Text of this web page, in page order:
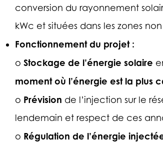
conversion du rayonnement
kWc et situées dans les zones
Fonctionnement du projet :
oStockage de l’énergie solaire
moment où l’énergie est la plus
o Prévision de l’injection sur le
lendemain et respect de ces
o Régulation de l’énergie